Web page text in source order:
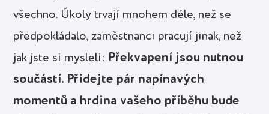
všechno. Úkoly trvají mnohem déle, než se
předpokládalo, zaměstnanci pracují jinak, než
jak jste si mysleli: Překvapení jsou nutnou
součástí. Přidejte pár napínavých
momentů a hrdina vašeho příběhu bude